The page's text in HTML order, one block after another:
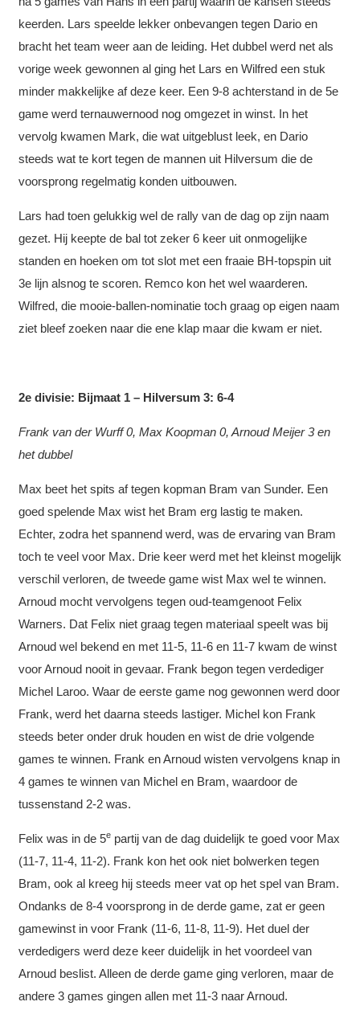
keerden. Lars speelde lekker onbevangen tegen Dario en
bracht het team weer aan de leiding. Het dubbel werd net als
vorige week gewonnen al ging het Lars en Wilfred een stuk
minder makkelijke af deze keer. Een 9-8 achterstand in de 5e
game werd ternauwernood nog omgezet in winst. In het
vervolg kwamen Mark, die wat uitgeblust leek, en Dario
steeds wat te kort tegen de mannen uit Hilversum die de
voorsprong regelmatig konden uitbouwen.
Lars had toen gelukkig wel de rally van de dag op zijn naam
gezet. Hij keepte de bal tot zeker 6 keer uit onmogelijke
standen en hoeken om tot slot met een fraaie BH-topspin uit
3e lijn alsnog te scoren. Remco kon het wel waarderen.
Wilfred, die mooie-ballen-nominatie toch graag op eigen naam
ziet bleef zoeken naar die ene klap maar die kwam er niet.
2e divisie: Bijmaat 1 – Hilversum 3: 6-4
Frank van der Wurff 0, Max Koopman 0, Arnoud Meijer 3 en
het dubbel
Max beet het spits af tegen kopman Bram van Sunder. Een
goed spelende Max wist het Bram erg lastig te maken.
Echter, zodra het spannend werd, was de ervaring van Bram
toch te veel voor Max. Drie keer werd met het kleinst mogelijk
verschil verloren, de tweede game wist Max wel te winnen.
Arnoud mocht vervolgens tegen oud-teamgenoot Felix
Warners. Dat Felix niet graag tegen materiaal speelt was bij
Arnoud wel bekend en met 11-5, 11-6 en 11-7 kwam de winst
voor Arnoud nooit in gevaar. Frank begon tegen verdediger
Michel Laroo. Waar de eerste game nog gewonnen werd door
Frank, werd het daarna steeds lastiger. Michel kon Frank
steeds beter onder druk houden en wist de drie volgende
games te winnen. Frank en Arnoud wisten vervolgens knap in
4 games te winnen van Michel en Bram, waardoor de
tussenstand 2-2 was.
Felix was in de 5epartij van de dag duidelijk te goed voor Max
(11-7, 11-4, 11-2). Frank kon het ook niet bolwerken tegen
Bram, ook al kreeg hij steeds meer vat op het spel van Bram.
Ondanks de 8-4 voorsprong in de derde game, zat er geen
gamewinst in voor Frank (11-6, 11-8, 11-9). Het duel der
verdedigers werd deze keer duidelijk in het voordeel van
Arnoud beslist. Alleen de derde game ging verloren, maar de
andere 3 games gingen allen met 11-3 naar Arnoud.